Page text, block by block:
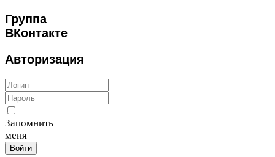
Группа
ВКонтакте
Авторизация
Запомнить
меня
Войти